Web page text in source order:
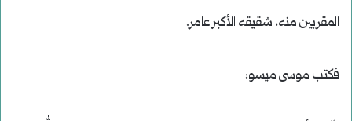
المقربين منه، شقيقه الأكبر عامر.
فكتب موسى ميسو: